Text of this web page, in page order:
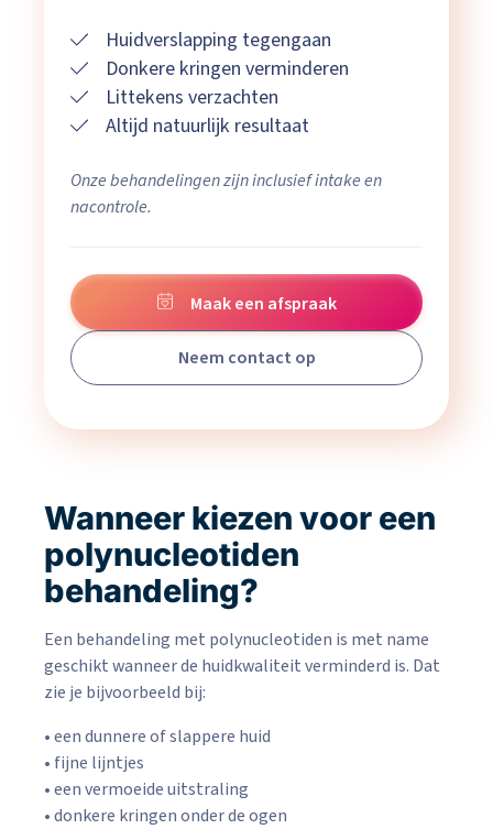
Huidverslapping tegengaan
Donkere kringen verminderen
Littekens verzachten
Altijd natuurlijk resultaat
Onze behandelingen zijn inclusief intake en
nacontrole.
Maak een afspraak
Neem contact op
Wanneer kiezen voor een
polynucleotiden
behandeling?
Een behandeling met polynucleotiden is met name
geschikt wanneer de huidkwaliteit verminderd is. Dat
zie je bijvoorbeeld bij:
• een dunnere of slappere huid
• fijne lijntjes
• een vermoeide uitstraling
• donkere kringen onder de ogen